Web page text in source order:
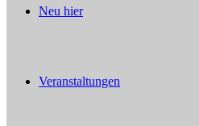
Neu hier
Veranstaltungen